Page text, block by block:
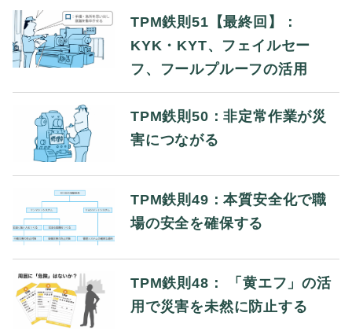
TPM鉄則51【最終回】：
KYK・KYT、フェイルセー
フ、フールプルーフの活用
TPM鉄則50：非定常作業が災
害につながる
TPM鉄則49：本質安全化で職
場の安全を確保する
TPM鉄則48： 「黄エフ」の活
用で災害を未然に防止する